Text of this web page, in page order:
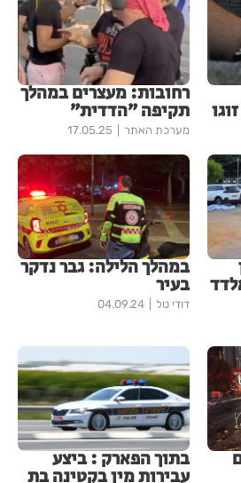
רחובות: מעצרים במהלך
תקיפה ״הדדית״
מערכת האתר 17.05.25
במהלך הלילה: גבר נדקר
בעיר
דודי טל 04.09.24
בתוך הפארק : ביצע
עבירות מין בקטינה בת